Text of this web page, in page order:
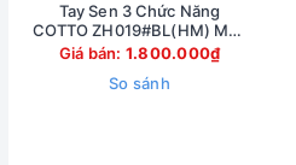
Tay Sen 3 Chức Năng
COTTO ZH019#BL(HM) Màu
Đen
Giá bán: 1.800.000₫
So sánh